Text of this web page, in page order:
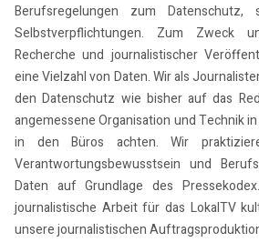
Berufsregelungen zum Datenschutz,
Selbstverpflichtungen. Zum Zweck
Recherche und journalistischer
eine Vielzahl von Daten. Wir als
den Datenschutz wie bisher auf das
angemessene Organisation und Technik
in den Büros achten. Wir
Verantwortungsbewusstsein und
Daten auf Grundlage des
journalistische Arbeit für das LokalTV
unsere journalistischen